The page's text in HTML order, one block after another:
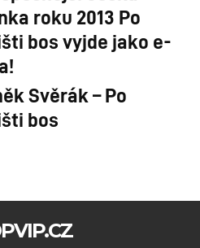
roku 2013 Po
bos vyjde jako e-
Svěrák – Po
bos